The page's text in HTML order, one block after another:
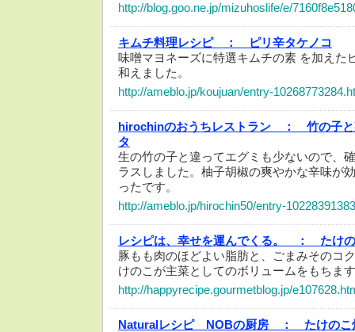
http://blog.goo.ne.jp/mizuhoslife/e/
キムチ料理レシピ ：
ピリ辛タケノコ
味噌マヨネーズに特選キムチの素 を加えた
和えました。
http://ameblo.jp/koujuan/entry-
hirochinのおうちレストラン ：
竹の子
タ
生の竹の子と違ってエグミも少ないので、
ラスしました。柚子胡椒の爽やかな辛味が
ったです。
http://ameblo.jp/hirochin50/entry-
レシピは、幸せを運んでくる。 ：
たけ
豚もも肉のほどよい脂肪と、ごまみそのコ
けのこが主菜としてのボリュームをもちま
http://happyrecipe.gourmetblog.jp/
Naturalレシピ NOBの厨房 ：
たけのこ